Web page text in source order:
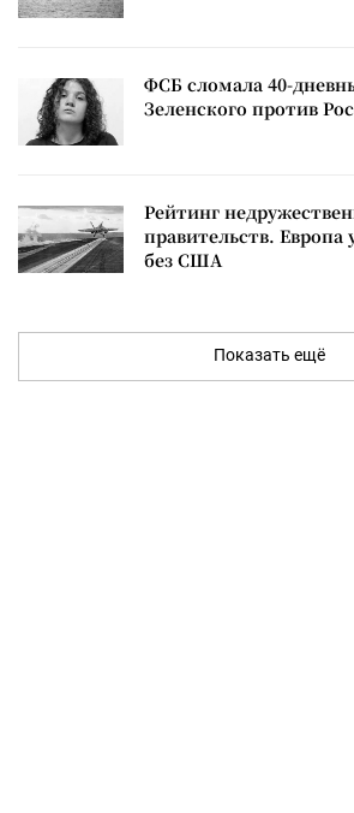
ФСБ сломала 40-
Зеленского против
Рейтинг
правительств. Европа
без США
Показать ещё